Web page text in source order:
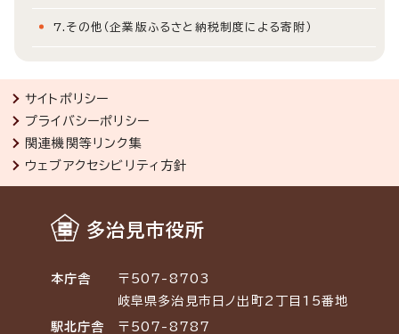
7.その他（企業版ふるさと納税制度による寄附）
サイトポリシー
プライバシーポリシー
関連機関等リンク集
ウェブアクセシビリティ方針
多治見市役所
本庁舎
〒507-8703
岐阜県多治見市日ノ出町2丁目15番地
駅北庁舎
〒507-8787